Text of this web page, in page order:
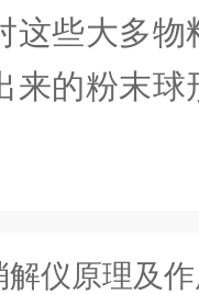
这些大多
来的粉末
解仪原理及